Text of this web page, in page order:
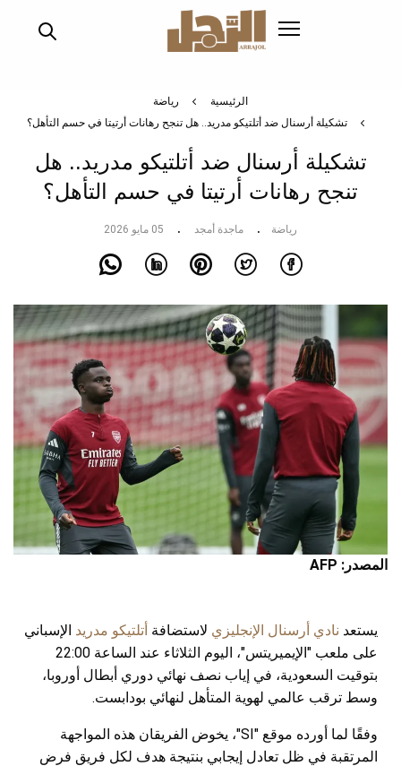
الرئيسية
رياضة
تشكيلة أرسنال ضد أتلتيكو مدريد.. هل تنجح رهانات أرتيتا في حسم التأهل؟
تشكيلة أرسنال ضد أتلتيكو مدريد.. هل
تنجح رهانات أرتيتا في حسم التأهل؟
رياضة ماجدة أمجد 05 مايو 2026
المصدر: AFP
يستعد نادي أرسنال الإنجليزي لاستضافة أتلتيكو مدريد الإسباني
على ملعب "الإيميريتس"، اليوم الثلاثاء عند الساعة 22:00
بتوقيت السعودية، في إياب نصف نهائي دوري أبطال أوروبا،
وسط ترقب عالمي لهوية المتأهل لنهائي بودابست.
وفقًا لما أورده موقع "SI"، يخوض الفريقان هذه المواجهة
المرتقبة في ظل تعادل إيجابي بنتيجة هدف لكل فريق فرض